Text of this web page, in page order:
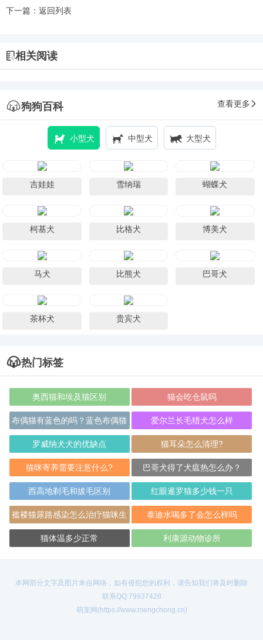
下一篇： 返回列表
相关阅读
狗狗百科 查看更多
小型犬 中型犬 大型犬
吉娃娃 雪纳瑞 蝴蝶犬
柯基犬 比格犬 博美犬
马犬 比熊犬 巴哥犬
茶杯犬 贵宾犬
热门标签
奥西猫和埃及猫区别 猫会吃仓鼠吗
布偶猫有蓝色的吗？蓝色布偶猫
原来是这样的
爱尔兰长毛猎犬怎么样
罗威纳犬犬的优缺点 猫耳朵怎么清理?
猫咪寄养需要注意什么? 巴哥犬得了犬瘟热怎么办？
西高地剃毛和拔毛区别 红眼暹罗猫多少钱一只
褴褛猫尿路感染怎么治疗猫咪生
病注意事项
泰迪水喝多了会怎么样吗
猫体温多少正常 利康源动物诊所
本网部分文字及图片来自网络，如有侵犯您的权利，请告知我们将及时删除
联系QQ:79937428
萌宠网(https://www.mengchong.cn)